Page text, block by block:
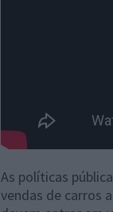
As políticas
vendas de carros